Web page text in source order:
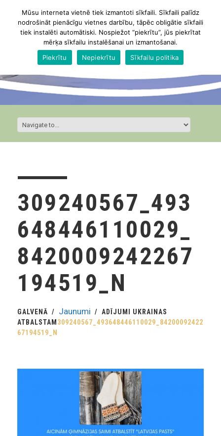
309240567_493
648446110029_
8420009242267
194519_N
GALVENĀ Jaunumi
ADĪJUMI UKRAINAS
ATBALSTAM 309240567_493648446110029_84200092422
67194519_N
Mūsu interneta vietnē tiek izmantoti sīkfaili. Sīkfaili palīdz
nodrošināt pienācīgu vietnes darbību, tāpēc obligātie sīkfaili
tiek instalēti automātiski. Nospiežot “piekrītu”, jūs piekrītat
mērķa sīkfailu instalēšanai un izmantošanai.
Piekrītu
Nepiekrītu Sīkfailu politika